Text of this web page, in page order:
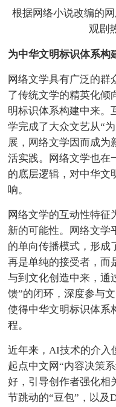
根据网络小说改编的
观剧
为中华文明标识体系构
网络文学具有广泛的群
了传统文学的精英化倾
明标识体系构建中来。
学完成了大众文艺从“
展，网络文学因而成为
活实践。网络文学也在
的底层逻辑，对中华文
响。
网络文学的互动性特征
新的可能性。网络文学
的单向传播模式，形成
再是单纯的接受者，而
与到文化创造中来，
馈”的闭环，深度参与
使得中华文明标识体系
程。
近年来，AI技术的介入
起点中文网“内容决策
好，引导创作者强化相
节跳动的“豆包”，以及